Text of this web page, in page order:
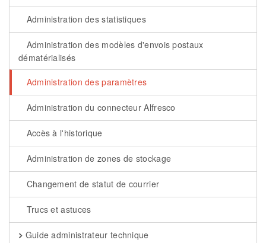
Administration des statistiques
Administration des modèles d'envois postaux
dématérialisés
Administration des paramètres
Administration du connecteur Alfresco
Accès à l'historique
Administration de zones de stockage
Changement de statut de courrier
Trucs et astuces
Guide administrateur technique